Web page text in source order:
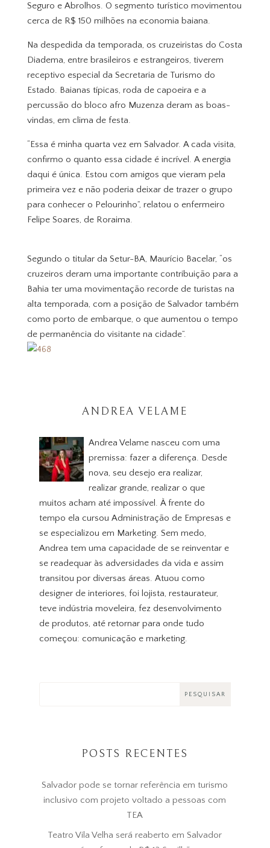
Seguro e Abrolhos. O segmento turístico movimentou
cerca de R$ 150 milhões na economia baiana.
Na despedida da temporada, os cruzeiristas do Costa
Diadema, entre brasileiros e estrangeiros, tiverem
receptivo especial da Secretaria de Turismo do
Estado. Baianas típicas, roda de capoeira e a
percussão do bloco afro Muzenza deram as boas-
vindas, em clima de festa.
“Essa é minha quarta vez em Salvador. A cada visita,
confirmo o quanto essa cidade é incrível. A energia
daqui é única. Estou com amigos que vieram pela
primeira vez e não poderia deixar de trazer o grupo
para conhecer o Pelourinho”, relatou o enfermeiro
Felipe Soares, de Roraima.
Segundo o titular da Setur-BA, Maurício Bacelar, “os
cruzeiros deram uma importante contribuição para a
Bahia ter uma movimentação recorde de turistas na
alta temporada, com a posição de Salvador também
como porto de embarque, o que aumentou o tempo
de permanência do visitante na cidade”.
ANDREA VELAME
Andrea Velame nasceu com uma
premissa: fazer a diferença. Desde
nova, seu desejo era realizar,
realizar grande, realizar o que
muitos acham até impossível. À frente do
tempo ela cursou Administração de Empresas e
se especializou em Marketing. Sem medo,
Andrea tem uma capacidade de se reinventar e
se readequar às adversidades da vida e assim
transitou por diversas áreas. Atuou como
designer de interiores, foi lojista, restaurateur,
teve indústria moveleira, fez desenvolvimento
de produtos, até retornar para onde tudo
começou: comunicação e marketing.
POSTS RECENTES
Salvador pode se tornar referência em turismo
inclusivo com projeto voltado a pessoas com
TEA
Teatro Vila Velha será reaberto em Salvador